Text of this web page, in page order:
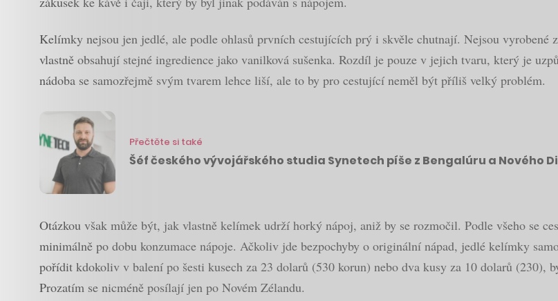
Kelímky nejsou jen jedlé, ale podle ohlasů prvních cestujících prý i skvěle chutnají. Nejsou
vlastně obsahují stejné ingredience jako vanilková sušenka. Rozdíl je pouze v jejich tvaru, který je
nádoba se samozřejmě svým tvarem lehce liší, ale to by pro cestující neměl být příliš velký problém.
Přečtěte si také
Šéf českého vývojářského studia Synetech píše z Bengalúru a Nového
Otázkou však může být, jak vlastně kelímek udrží horký nápoj, aniž by se rozmočil. Podle všeho se
minimálně po dobu konzumace nápoje. Ačkoliv jde bezpochyby o originální nápad, jedlé kelímky
pořídit kdokoliv v balení po šesti kusech za 23 dolarů (530 korun) nebo dva kusy za 10 dolarů (230),
Prozatím se nicméně posílají jen po Novém Zélandu.